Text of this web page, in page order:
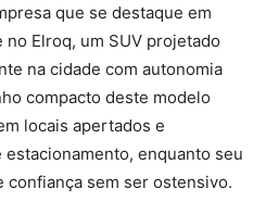
que se destaque em
Elroq, um SUV projetado
na cidade com autonomia
compacto deste modelo
locais apertados e
enquanto seu
sem ser ostensivo.